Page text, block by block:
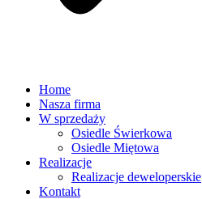
Home
Nasza firma
W sprzedaży
Osiedle Świerkowa
Osiedle Miętowa
Realizacje
Realizacje deweloperskie
Kontakt